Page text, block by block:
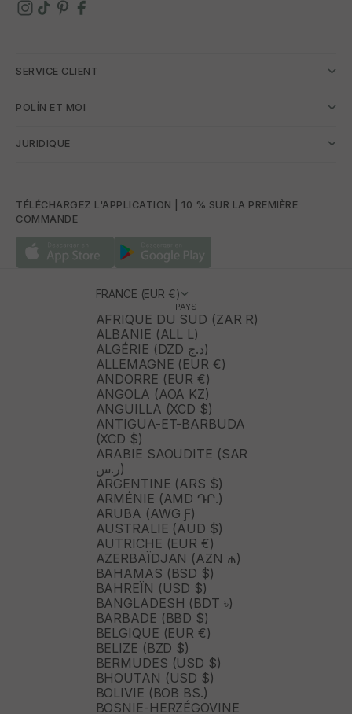
SERVICE CLIENT
POLÍN ET MOI
JURIDIQUE
TÉLÉCHARGEZ L'APPLICATION | 10 % SUR LA PREMIÈRE
COMMANDE
FRANCE (EUR €)
PAYS
AFRIQUE DU SUD (ZAR R)
ALBANIE (ALL L)
ALGÉRIE (DZD د.ج)
ALLEMAGNE (EUR €)
ANDORRE (EUR €)
ANGOLA (AOA KZ)
ANGUILLA (XCD $)
ANTIGUA-ET-BARBUDA
(XCD $)
ARABIE SAOUDITE (SAR
ر.س)
ARGENTINE (ARS $)
ARMÉNIE (AMD ԴՐ.)
ARUBA (AWG Ƒ)
AUSTRALIE (AUD $)
AUTRICHE (EUR €)
AZERBAÏDJAN (AZN ₼)
BAHAMAS (BSD $)
BAHREÏN (USD $)
BANGLADESH (BDT ৳)
BARBADE (BBD $)
BELGIQUE (EUR €)
BELIZE (BZD $)
BERMUDES (USD $)
BHOUTAN (USD $)
BOLIVIE (BOB BS.)
BOSNIE-HERZÉGOVINE